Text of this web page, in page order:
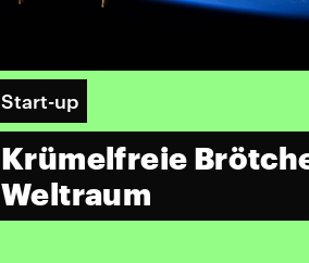
Start-up
Krümelfreie
Weltraum